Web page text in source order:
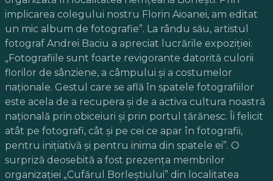
implicarea colegului nostru Florin Aioanei, am editat
un mic album de fotografie”. La rându său, artistul
fotograf Andrei Baciu a apreciat lucrările expoziţiei:
„Fotografiile sunt foarte revigorante datorită culorii
florilor de sânziene, a câmpului şi a costumelor
naţionale. Gestul care se află în spatele fotografiilor
este acela de a recupera şi de a activa cultura noastră
naţională prin obiceiuri şi prin portul ţărănesc. Îi felicit
atât pe fotografi, cât şi pe cei ce apar în fotografii,
pentru iniţiativă şi pentru inima din spatele ei”. O
surpriză deosebită a fost prezenţa membrilor
organizaţiei „Cufărul Borleştiului” din localitatea